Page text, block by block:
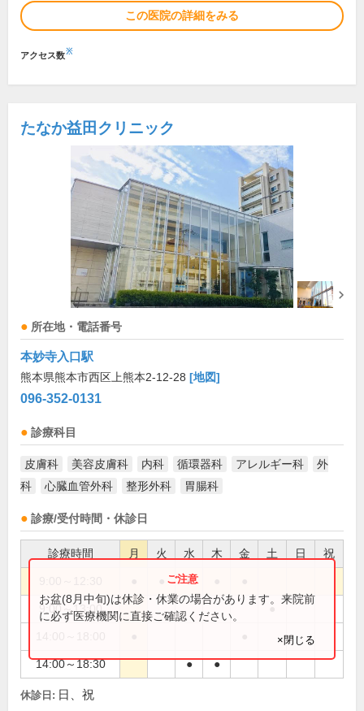
この医院の詳細をみる
アクセス数※
たなか益田クリニック
所在地・電話番号
本妙寺入口駅
熊本県熊本市西区上熊本2-12-28 [地図]
096-352-0131
診療科目
皮膚科 美容皮膚科 内科 循環器科 アレルギー科
外
科
心臓血管外科 整形外科 胃腸科
診療/受付時間・休診日
診療時間 月 火 水 木 金 土 日 祝
●
9:00～13:00 ●
14:00～18:30 ● ●
お盆(8月中旬)は休診・休業の場合があります。来院前
に必ず医療機関に直接ご確認ください。
×閉じる
休診日: 日、祝